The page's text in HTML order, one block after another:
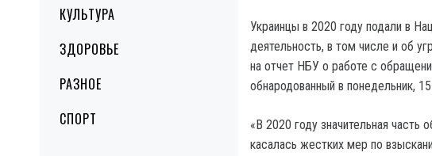
КУЛЬТУРА
ЗДОРОВЬЕ
РАЗНОЕ
СПОРТ
Украинцы в 2020 году подали в
деятельность, в том числе и об
на отчет НБУ о работе с
обнародованный в понедельник,
«В 2020 году значительная часть
касалась жестких мер по